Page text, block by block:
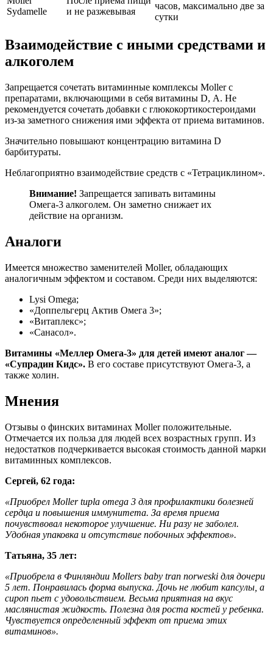
Sydamelle
и не разжевывая
часов, максимально две за
сутки
Взаимодействие с иными средствами и
алкоголем
Запрещается сочетать витаминные комплексы Moller с
препаратами, включающими в себя витамины D, А. Не
рекомендуется сочетать добавки с глюкокортикостероидами
из-за заметного снижения ими эффекта от приема витаминов.
Значительно повышают концентрацию витамина D
барбитураты.
Неблагоприятно взаимодействие средств с «Тетрациклином».
Внимание! Запрещается запивать витамины
Омега-3 алкоголем. Он заметно снижает их
действие на организм.
Аналоги
Имеется множество заменителей Moller, обладающих
аналогичным эффектом и составом. Среди них выделяются:
Lysi Omega;
«Доппельгерц Актив Омега 3»;
«Витаплекс»;
«Санасол».
Витамины «Меллер Омега-3» для детей имеют аналог —
«Супрадин Кидс». В его составе присутствуют Омега-3, а
также холин.
Мнения
Отзывы о финских витаминах Moller положительные.
Отмечается их польза для людей всех возрастных групп. Из
недостатков подчеркивается высокая стоимость данной марки
витаминных комплексов.
Сергей, 62 года:
«Приобрел Moller tupla omega 3 для профилактики болезней
сердца и повышения иммунитета. За время приема
почувствовал некоторое улучшение. Ни разу не заболел.
Удобная упаковка и отсутствие побочных эффектов».
Татьяна, 35 лет:
«Приобрела в Финляндии Mollers baby tran norweski для дочери
5 лет. Понравилась форма выпуска. Дочь не любит капсулы, а
сироп пьет с удовольствием. Весьма приятная на вкус
маслянистая жидкость. Полезна для роста костей у ребенка.
Чувствуется определенный эффект от приема этих
витаминов».